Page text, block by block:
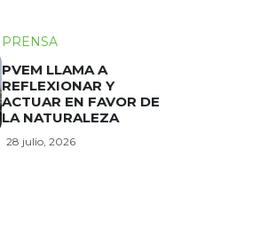
PRENSA
PVEM LLAMA A
REFLEXIONAR Y
ACTUAR EN FAVOR DE
LA NATURALEZA
28 julio, 2026